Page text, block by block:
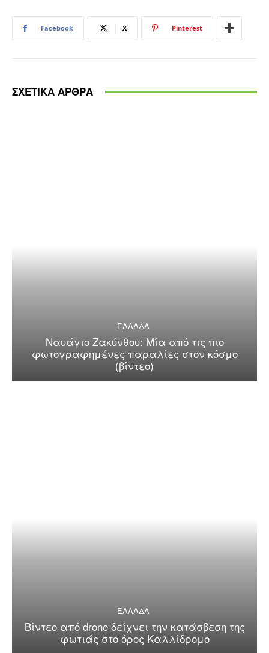
Facebook X Pinterest
ΣΧΕΤΙΚΑ ΑΡΘΡΑ
ΕΛΛΑΔΑ
Ναυάγιο Ζακύνθου: Μία από τις πιο
φωτογραφημένες παραλίες στον κόσμο
(βίντεο)
ΕΛΛΑΔΑ
Βίντεο από drone δείχνει την κατάσβεση της
φωτιάς στο όρος Καλλίδρομο